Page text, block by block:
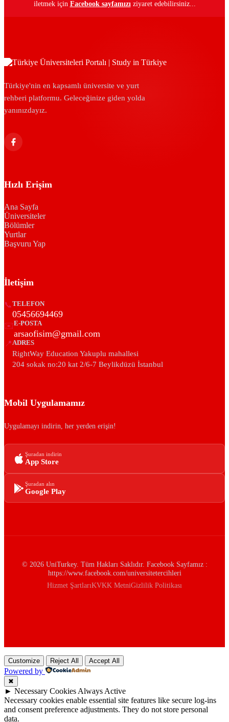
iletmek için Facebook sayfamızı ziyaret edebilirsiniz...
Türkiye'nin en kapsamlı üniversite ve yurt
rehberi platformu. Geleceğinize giden yolda
yanınızdayız.
Hızlı Erişim
Ana Sayfa
Üniversiteler
Bölümler
Yurtlar
Başvuru Yap
İletişim
📞TELEFON
05456694469
✉️E-POSTA
arsaofisim@gmail.com
📍ADRES
RightWay Education Yakuplu mahallesi
204 sokak no:20 kat 2/6-7 Beylikdüzü İstanbul
Mobil Uygulamamız
Uygulamayı indirin, her yerden erişin!
Şuradan indirin
App Store
Şuradan alın
Google Play
© 2026 UniTurkey. Tüm Hakları Saklıdır. Facebook Sayfamız :
https://www.facebook.com/universitetercihleri
Hizmet ŞartlarıKVKK MetniGizlilik Politikası
Customize Reject All Accept All
Powered by
✖
► Necessary Cookies Always Active
Necessary cookies enable essential site features like secure log-ins
and consent preference adjustments. They do not store personal
data.